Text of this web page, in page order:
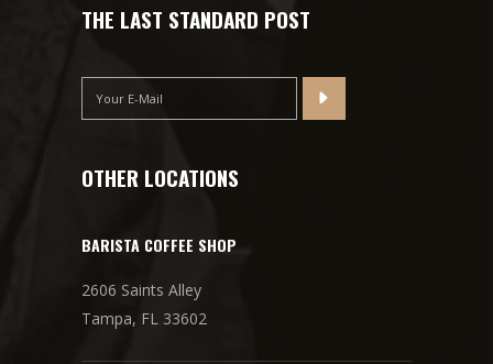
THE LAST STANDARD POST
OTHER LOCATIONS
BARISTA COFFEE SHOP
2606 Saints Alley
Tampa, FL 33602